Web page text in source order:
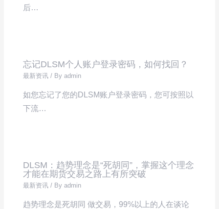
后…
忘记DLSM个人账户登录密码，如何找回？
最新资讯 / Byadmin
如您忘记了您的DLSM账户登录密码，您可按照以
下流…
DLSM：趋势理念是“死胡同”，掌握这个理念
才能在期货交易之路上有所突破
最新资讯 / Byadmin
趋势理念是死胡同 做交易，99%以上的人在谈论